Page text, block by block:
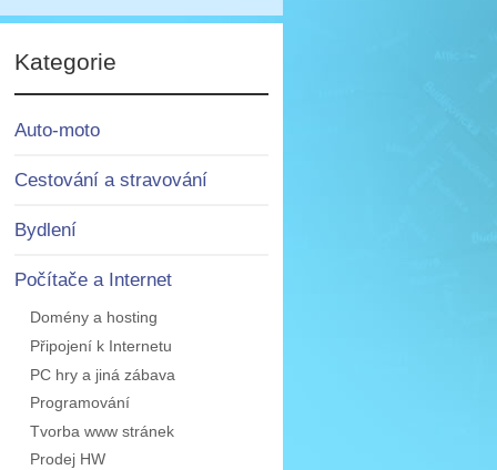
Kategorie
Auto-moto
Cestování a stravování
Bydlení
Počítače a Internet
Domény a hosting
Připojení k Internetu
PC hry a jiná zábava
Programování
Tvorba www stránek
Prodej HW